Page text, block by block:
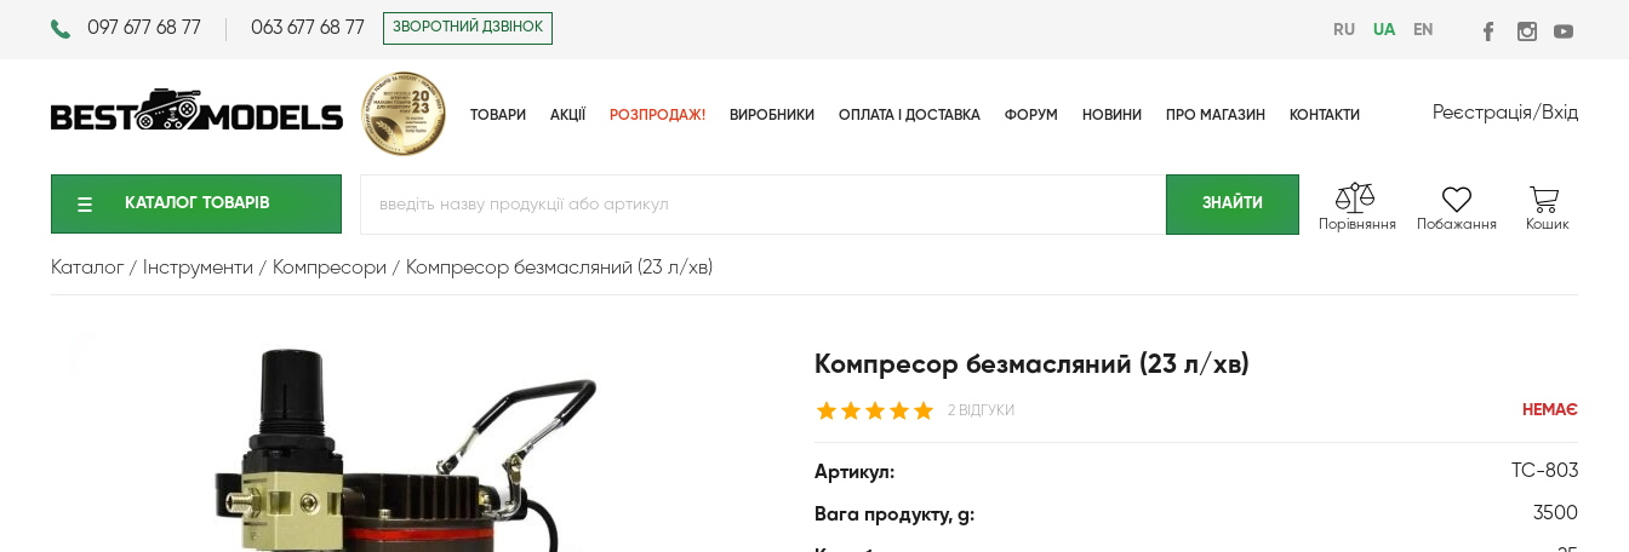
097 677 68 77 063 677 68 77 ЗВОРОТНИЙ ДЗВІНОК RU UA EN
ТОВАРИ АКЦІЇ РОЗПРОДАЖ! ВИРОБНИКИ ОПЛАТА І ДОСТАВКА ФОРУМ НОВИНИ ПРО МАГАЗИН КОНТАКТИ Реєстрація/Вхід
КАТАЛОГ ТОВАРIВ
Порівняння Побажання Кошик
Каталог Інструменти Компресори Компресор безмасляний (23 л/хв)
Компресор безмасляний (23 л/хв)
2 ВІДГУКИ НЕМАЄ
Артикул: TC-803
Вага продукту, g: 3500